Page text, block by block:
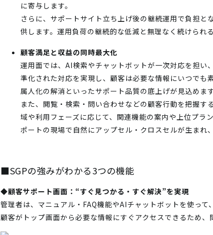
に寄与します。
さらに、サポートサイト立ち上げ後の継続運用で負担
供します。運用負荷の継続的な低減と無理なく続けられ
顧客満足と収益の同時最大化
運用面では、AI検索やチャットボットが一次対応を担
準化された対応を実現し、顧客は必要な情報にいつでも
属人化の解消といったサポート品質の底上げが見込めます
また、閲覧・検索・問い合わせなどの顧客行動を把握
域や利用フェーズに応じて、関連機能の案内や上位プラ
ポートの現場で自然にアップセル・クロスセルが生まれ
■SGPの強みがわかる3つの機能
◆顧客サポート画面：“すぐ見つかる・すぐ解決”を実現
管理者は、マニュアル・FAQ機能やAIチャットボットを使って
顧客がトップ画面から必要な情報にすぐアクセスできるため、